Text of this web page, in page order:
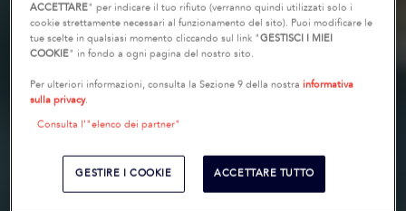
ACCETTARE" per indicare il tuo rifiuto (verranno quindi utilizzati solo i
cookie strettamente necessari al funzionamento del sito). Puoi modificare le
tue scelte in qualsiasi momento cliccando sul link "GESTISCI I MIEI
COOKIE" in fondo a ogni pagina del nostro sito.
Per ulteriori informazioni, consulta la Sezione 9 della nostra informativa
sulla privacy.
Consulta l’"elenco dei partner"
GESTIRE I COOKIE ACCETTARE TUTTO